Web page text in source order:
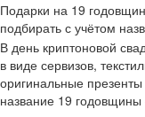
Подарки на 19
подбирать с учётом
В день криптоновой
в виде сервизов,
оригинальные
название 19